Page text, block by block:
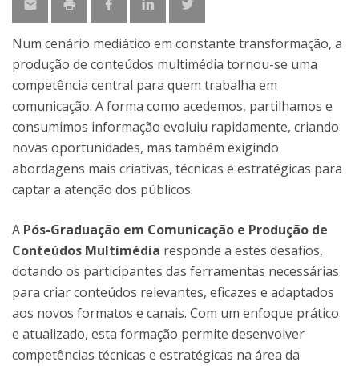
Num cenário mediático em constante transformação, a
produção de conteúdos multimédia tornou-se uma
competência central para quem trabalha em
comunicação. A forma como acedemos, partilhamos e
consumimos informação evoluiu rapidamente, criando
novas oportunidades, mas também exigindo
abordagens mais criativas, técnicas e estratégicas para
captar a atenção dos públicos.
A Pós-Graduação em Comunicação e Produção de
Conteúdos Multimédia responde a estes desafios,
dotando os participantes das ferramentas necessárias
para criar conteúdos relevantes, eficazes e adaptados
aos novos formatos e canais. Com um enfoque prático
e atualizado, esta formação permite desenvolver
competências técnicas e estratégicas na área da